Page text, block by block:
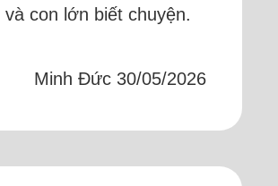
con lớn biết chuyện.
Minh Đức 30/05/2026